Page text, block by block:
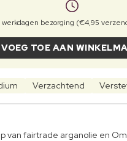
werkdagen bezorging (€4,95
VOEG TOE AAN
Verzachtend
van fairtrade arganolie en